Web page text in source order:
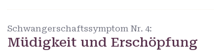
Schwangerschaftssymptom Nr. 4:
Müdigkeit und Erschöpfung